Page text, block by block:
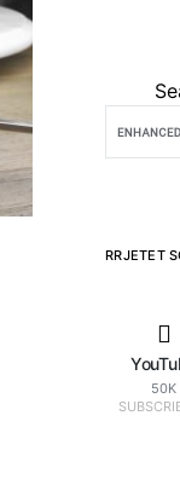
RRJETET
50K